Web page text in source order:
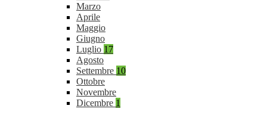
Marzo
Aprile
Maggio
Giugno
Luglio 17
Agosto
Settembre 10
Ottobre
Novembre
Dicembre 1